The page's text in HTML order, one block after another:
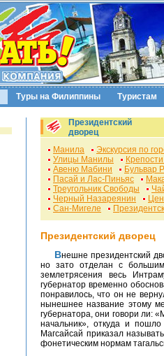
Туры на Филиппины Туристам
Президентский
дворец
Манила
Экскурсия по
Улицы Манилы
Авеню Мабини
Бульвар
Пасай и Лас-Пиньяс
Треугольник Свободы
Черный Назареянин
Сан-Мигеле
Президентский дворец
Внешне президентский дворец не отличается пышностью и великолепием,
но зато отделан с
землетрясения весь
губернатор временно
понравилось, что он не
нынешнее название этому
губернатора, они говори ли:
начальник», откуда и
Магсайсай приказал
фонетическим нормам